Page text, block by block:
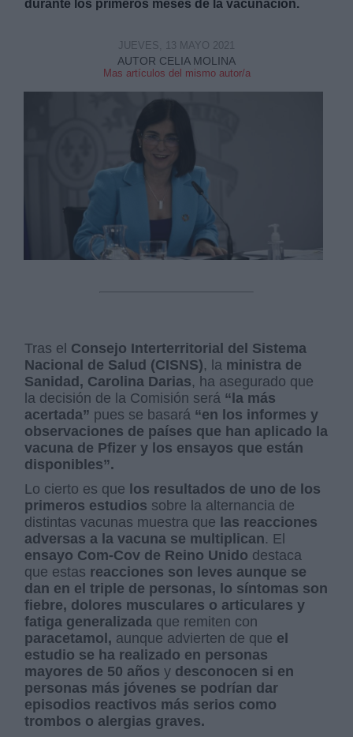
durante los primeros meses de la vacunación.
AUTOR CELIA MOLINA
Mas artículos del mismo autor/a
JUEVES, 13 MAYO 2021
Tras el Consejo Interterritorial del Sistema
Nacional de Salud (CISNS), la ministra de
Sanidad, Carolina Darias, ha asegurado que
la decisión de la Comisión será “la más
acertada” pues se basará “en los informes y
observaciones de países que han aplicado la
vacuna de Pfizer y los ensayos que están
disponibles”.
Lo cierto es que los resultados de uno de los
primeros estudios sobre la alternancia de
distintas vacunas muestra que las reacciones
adversas a la vacuna se multiplican. El
ensayo Com-Cov de Reino Unido destaca
que estas reacciones son leves aunque se
dan en el triple de personas, lo síntomas son
fiebre, dolores musculares o articulares y
fatiga generalizada que remiten con
paracetamol, aunque advierten de que el
estudio se ha realizado en personas
mayores de 50 años y desconocen si en
personas más jóvenes se podrían dar
episodios reactivos más serios como
trombos o alergias graves.